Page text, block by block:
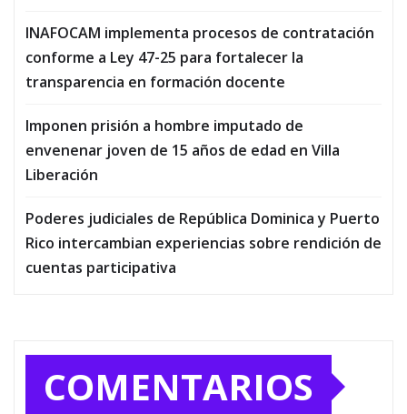
INAFOCAM implementa procesos de contratación
conforme a Ley 47-25 para fortalecer la
transparencia en formación docente
Imponen prisión a hombre imputado de
envenenar joven de 15 años de edad en Villa
Liberación
Poderes judiciales de República Dominica y Puerto
Rico intercambian experiencias sobre rendición de
cuentas participativa
COMENTARIOS